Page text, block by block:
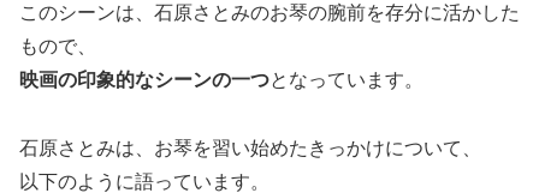
このシーンは、石原さとみのお琴の腕前を存分に活かした
もので、
映画の印象的なシーンの一つとなっています。
石原さとみは、お琴を習い始めたきっかけについて、
以下のように語っています。